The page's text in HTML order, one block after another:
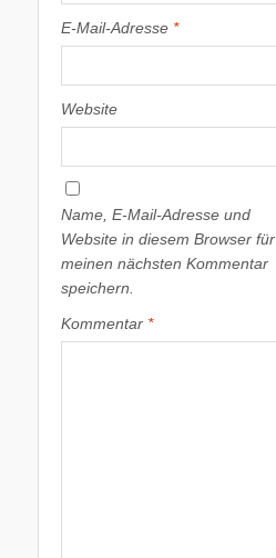
E-Mail-Adresse *
Website
Name, E-Mail-Adresse und
Website in diesem Browser für
meinen nächsten Kommentar
speichern.
Kommentar *